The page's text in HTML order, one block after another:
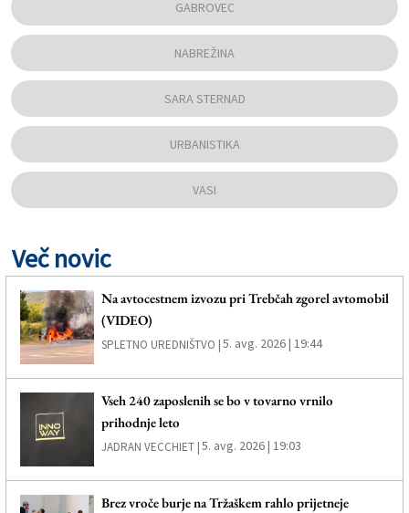
GABROVEC
NABREŽINA
SARA STERNAD
URBANISTIKA
VASI
Več novic
Na avtocestnem izvozu pri Trebčah zgorel avtomobil
(VIDEO)
SPLETNO UREDNIŠTVO |5. avg. 2026 | 19:44
Vseh 240 zaposlenih se bo v tovarno vrnilo
prihodnje leto
JADRAN VECCHIET |5. avg. 2026 | 19:03
Brez vroče burje na Tržaškem rahlo prijetneje